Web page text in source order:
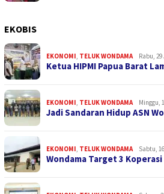
EKOBIS
EKONOMI TELUK WONDAMA Rabu, 29
Ketua HIPMI Papua Barat
EKONOMI TELUK WONDAMA Minggu,
Jadi Sandaran Hidup ASN
EKONOMI TELUK WONDAMA Sabtu,
Wondama Target 3